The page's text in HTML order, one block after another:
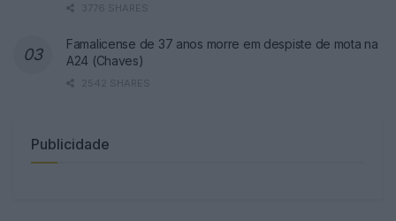
3776 SHARES
Famalicense de 37 anos morre em despiste de mota na
A24 (Chaves)
2542 SHARES
Publicidade